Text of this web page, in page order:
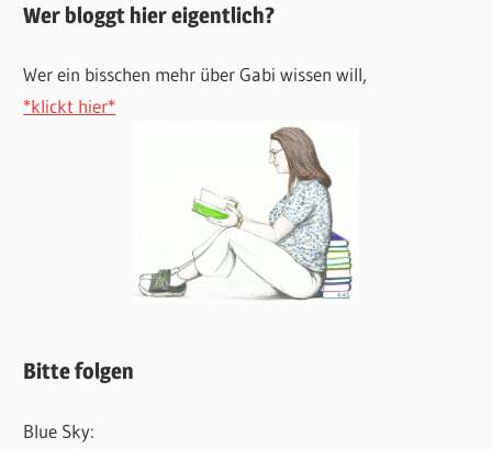
Wer bloggt hier eigentlich?
Wer ein bisschen mehr über Gabi wissen will,
*klickt hier*
Bitte folgen
Blue Sky: